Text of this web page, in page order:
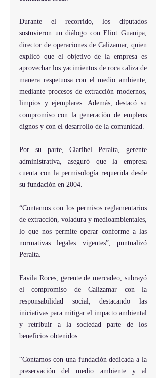
Durante el recorrido, los diputados
sostuvieron un diálogo con Eliot Guanipa,
director de operaciones de Calizamar, quien
explicó que el objetivo de la empresa es
aprovechar los yacimientos de roca caliza de
manera respetuosa con el medio ambiente,
mediante procesos de extracción modernos,
limpios y ejemplares. Además, destacó su
compromiso con la generación de empleos
dignos y con el desarrollo de la comunidad.
Por su parte, Claribel Peralta, gerente
administrativa, aseguró que la empresa
cuenta con la permisología requerida desde
su fundación en 2004.
“Contamos con los permisos reglamentarios
de extracción, voladura y medioambientales,
lo que nos permite operar conforme a las
normativas legales vigentes”, puntualizó
Peralta.
Favila Roces, gerente de mercadeo, subrayó
el compromiso de Calizamar con la
responsabilidad social, destacando las
iniciativas para mitigar el impacto ambiental
y retribuir a la sociedad parte de los
beneficios obtenidos.
“Contamos con una fundación dedicada a la
preservación del medio ambiente y al